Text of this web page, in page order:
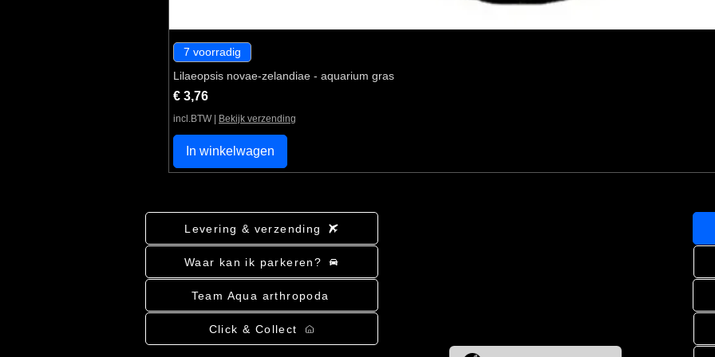
7 voorradig
Lilaeopsis novae-zelandiae - aquarium gras
Prijs
€ 3,76
incl.BTW Bekijk verzending
In winkelwagen
Levering & verzending
Waar kan ik parkeren?
Team Aqua arthropoda
Click & Collect